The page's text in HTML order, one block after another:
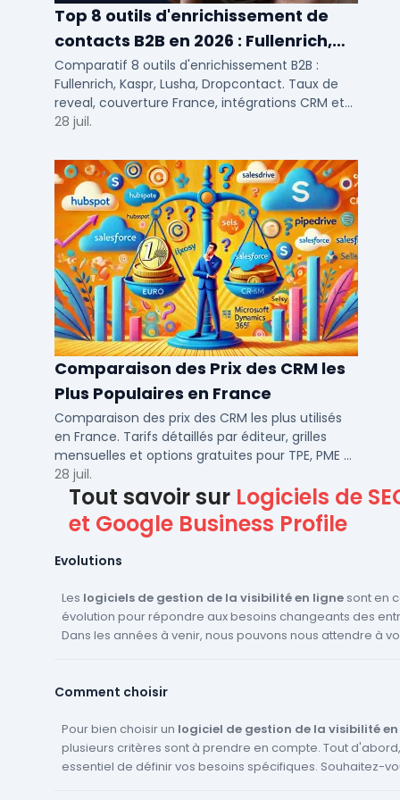
Top 8 outils d'enrichissement de
contacts B2B en 2026 : Fullenrich,
Kaspr, Lusha...
Comparatif 8 outils d'enrichissement B2B :
Fullenrich, Kaspr, Lusha, Dropcontact. Taux de
reveal, couverture France, intégrations CRM et
tarifs testés pour SDR et commerciaux PME/ETI.
28 juil.
Comparaison des Prix des CRM les
Plus Populaires en France
Comparaison des prix des CRM les plus utilisés
en France. Tarifs détaillés par éditeur, grilles
mensuelles et options gratuites pour TPE, PME et
ETI.
28 juil.
Tout savoir sur Logiciels de
et Google Business Profile
Evolutions
Les logiciels de gestion de la visibilité en lignesont en
évolution pour répondre aux besoins changeants des
Dans les années à venir, nous pouvons nous attendre à
important dans ces logiciels. Ils permettront d'analyser
optimiser la visibilité en ligne. De plus, ces logiciels
en plus intégrés avec d'autres outils de marketing digital,
solution complète pour la gestion de la présence en ligne.
Comment choisir
Pour bien choisir un logiciel de gestion de la visibilité
plusieurs critères sont à prendre en compte. Tout
essentiel de définir vos besoins spécifiques. Souhaitez-